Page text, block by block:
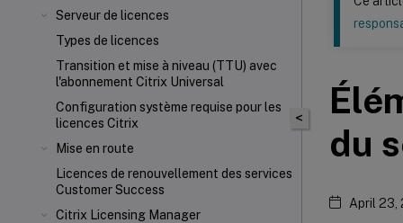
Serveur de licences
Types de licences
Transition et mise à niveau (TTU) avec
l'abonnement Citrix Universal
Configuration système requise pour les
licences Citrix
Mise en route
Licences de renouvellement des services
Customer Success
Citrix Licensing Manager
<
du
April 23,